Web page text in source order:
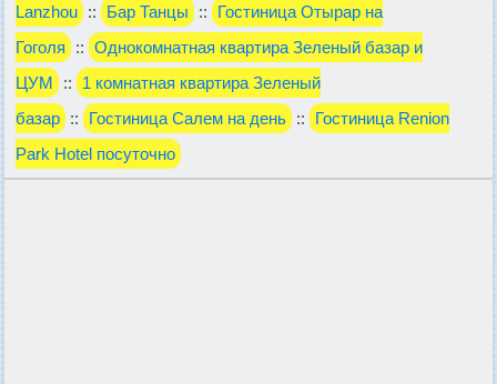
Lanzhou :: Бар Танцы ::
Гостиница Отырар на
Гоголя
:: Однокомнатная квартира Зеленый базар и
ЦУМ
::
1 комнатная квартира Зеленый
базар :: Гостиница Салем на день ::
Гостиница Renion
Park Hotel посуточно